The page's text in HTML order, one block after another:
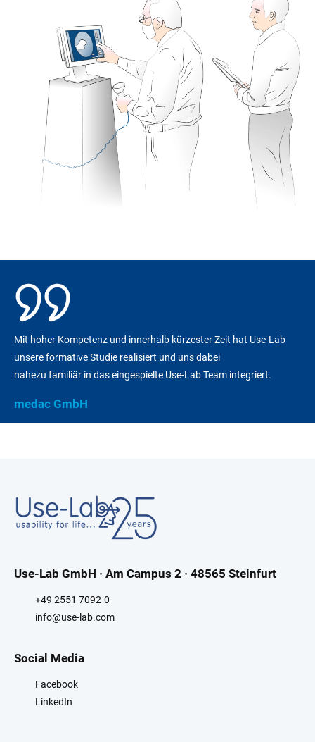
Mit hoher Kompetenz und innerhalb kürzester Zeit hat Use-Lab
unsere formative Studie realisiert und uns dabei
nahezu familiär in das eingespielte Use-Lab Team integriert.
medac GmbH
Use-Lab GmbH · Am Campus 2 · 48565 Steinfurt
+49 2551 7092-0
info@use-lab.com
Social Media
Facebook
LinkedIn